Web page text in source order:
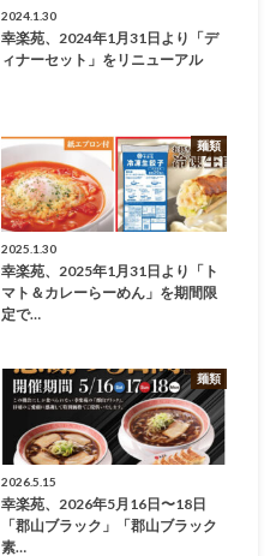
2024.1.30
幸楽苑、2024年1月31日より「デ
ィナーセット」をリニューアル
麺類
2025.1.30
幸楽苑、2025年1月31日より「ト
マト＆カレーらーめん」を期間限
定で…
麺類
2026.5.15
幸楽苑、2026年5月16日〜18日
「郡山ブラック」「郡山ブラック
素…